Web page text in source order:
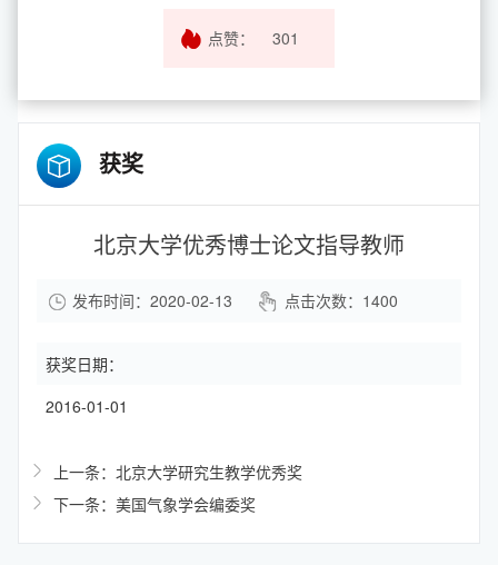
点赞： 301
获奖
北京大学优秀博士论文指导教师
发布时间：2020-02-13 点击次数： 1400
获奖日期：
2016-01-01
上一条：北京大学研究生教学优秀奖
下一条：美国气象学会编委奖